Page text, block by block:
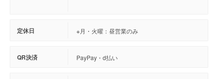
定休日 ※月・火曜：昼営業のみ
QR決済 PayPay・d払い